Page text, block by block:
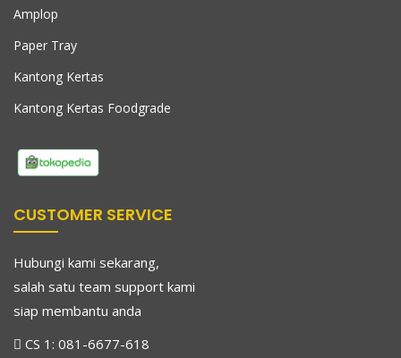
Amplop
Paper Tray
Kantong Kertas
Kantong Kertas Foodgrade
CUSTOMER SERVICE
Hubungi kami sekarang,
salah satu team support kami
siap membantu anda
CS 1: 081-6677-618